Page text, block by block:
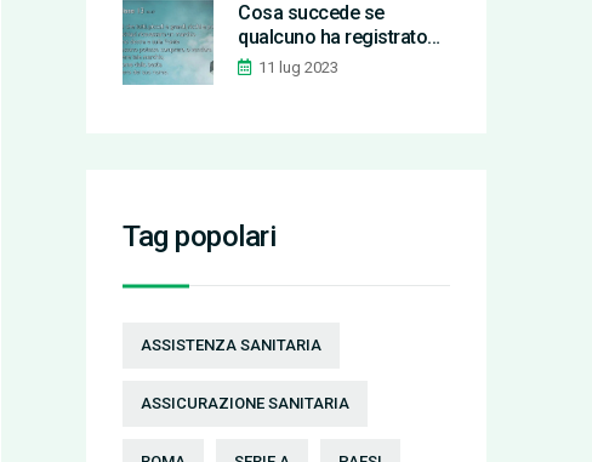
Cosa succede se
qualcuno ha registrato
un marchio di parola
11 lug 2023
Tag popolari
ASSISTENZA SANITARIA
ASSICURAZIONE SANITARIA